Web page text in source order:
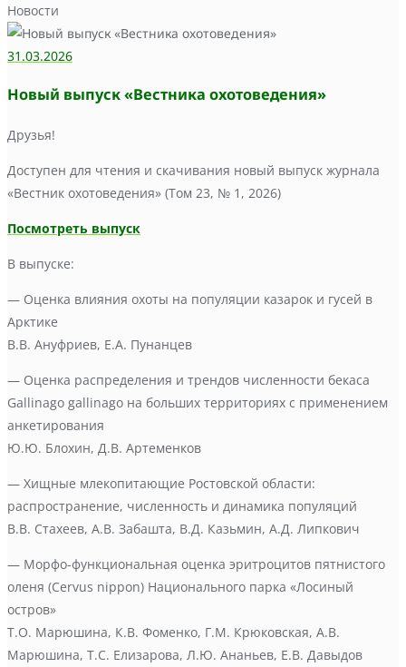
Новости
31.03.2026
Новый выпуск «Вестника охотоведения»
Друзья!
Доступен для чтения и скачивания новый выпуск журнала
«Вестник охотоведения» (Том 23, № 1, 2026)
Посмотреть выпуск
В выпуске:
— Оценка влияния охоты на популяции казарок и гусей в
Арктике
В.В. Ануфриев, Е.А. Пунанцев
— Оценка распределения и трендов численности бекаса
Gallinago gallinago на больших территориях с применением
анкетирования
Ю.Ю. Блохин, Д.В. Артеменков
— Хищные млекопитающие Ростовской области:
распространение, численность и динамика популяций
В.В. Стахеев, А.В. Забашта, В.Д. Казьмин, А.Д. Липкович
— Морфо-функциональная оценка эритроцитов пятнистого
оленя (Cervus nippon) Национального парка «Лосиный
остров»
Т.О. Марюшина, К.В. Фоменко, Г.М. Крюковская, А.В.
Марюшина, Т.С. Елизарова, Л.Ю. Ананьев, Е.В. Давыдов